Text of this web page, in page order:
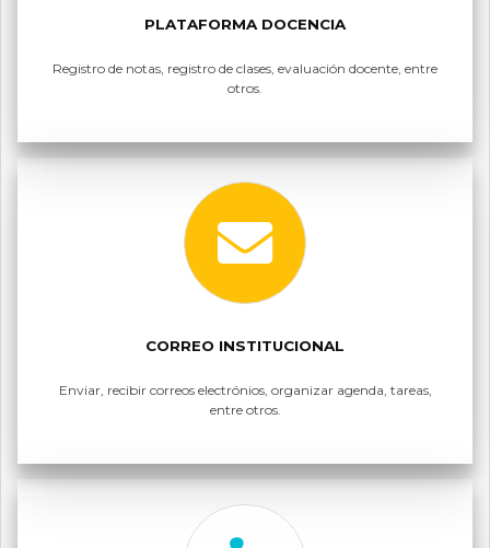
PLATAFORMA DOCENCIA
Registro de notas, registro de clases, evaluación docente, entre
otros.
CORREO INSTITUCIONAL
Enviar, recibir correos electrónios, organizar agenda, tareas,
entre otros.